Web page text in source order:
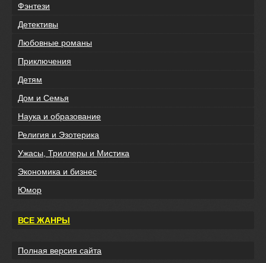
Фэнтези
Детективы
Любовные романы
Приключения
Детям
Дом и Семья
Наука и образование
Религия и Эзотерика
Ужасы, Триллеры и Мистика
Экономика и бизнес
Юмор
ВСЕ ЖАНРЫ
Полная версия сайта